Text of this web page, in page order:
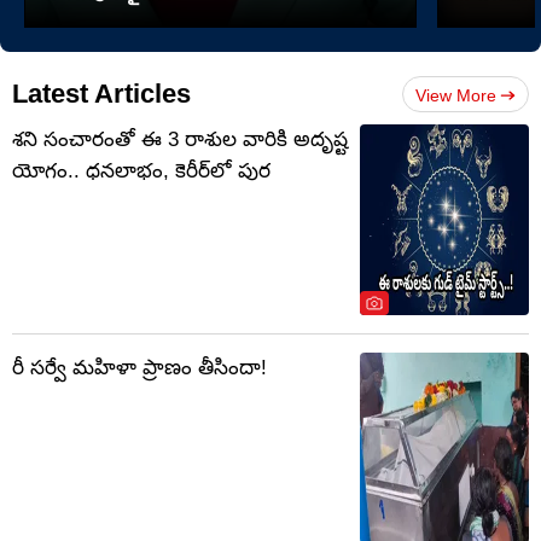
Latest Articles View More
శని సంచారంతో ఈ 3 రాశుల వారికి అదృష్ట
యోగం.. ధనలాభం, కెరీర్‌లో పుర
రీ సర్వే మహిళా ప్రాణం తీసిందా!